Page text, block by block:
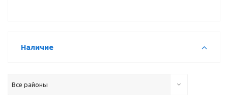
Наличие
Все районы